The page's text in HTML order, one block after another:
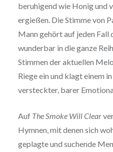
beruhigend wie Honig und
ergießen. Die Stimme von
Mann gehört auf jeden Fall
wunderbar in die ganze
Stimmen der aktuellen
Riege ein und klagt einem
versteckter, barer
Auf The Smoke Will Clear
Hymnen, mit denen sich
geplagte und suchende